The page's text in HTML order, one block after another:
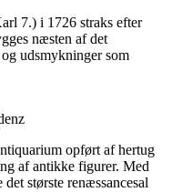
7.) i 1726 straks efter
næsten af det
udsmykninger som
opført af hertug
af antikke figurer. Med
største renæssancesal